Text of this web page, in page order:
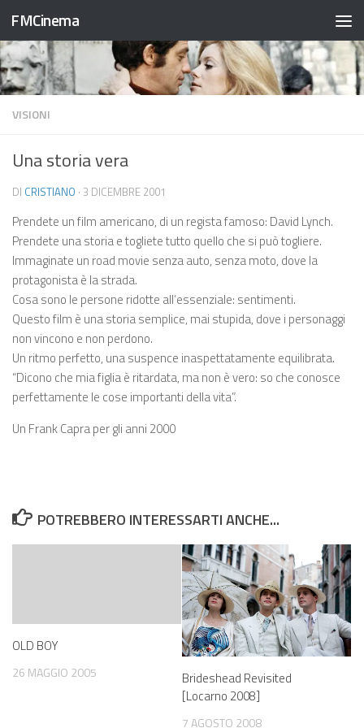
Salta al contenuto
FMCinema
VISIONI
Una storia vera
DI CRISTIANO · 3 DICEMBRE 2001
Prendete un film americano, di un regista famoso: David Lynch.
Prendete una storia e togliete tutto quello che si può togliere.
Immaginate un road movie senza auto, senza moto, dove la
protagonista è la strada.
Cosa sono le persone ridotte all’essenziale: sentimenti.
Questo film è una storia semplice, mai stupida, dove i personaggi
non vincono e non perdono.
Un ritmo perfetto, una suspence inaspettatamente equilibrata.
“Dicono che mia figlia è ritardata, ma non è vero: so che conosce
perfettamente le cose importanti della vita”.
Un Frank Capra per gli anni 2000
POTREBBERO INTERESSARTI ANCHE...
OLD BOY
26 MAGGIO 2005
Brideshead Revisited
[Locarno 2008]
7 AGOSTO 2008